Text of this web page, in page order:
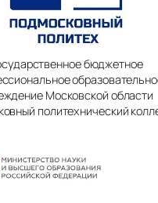
бюджетное
Московской области
политехнический